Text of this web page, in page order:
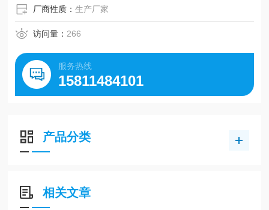
厂商性质：生产厂家
访问量： 266
服务热线
15811484101
产品分类
相关文章